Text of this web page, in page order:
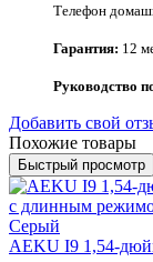
Телефон
Гарантия: 12
Руководство
Добавить свой
Похожие товары
Быстрый просмотр
AEKU I9 1,54-